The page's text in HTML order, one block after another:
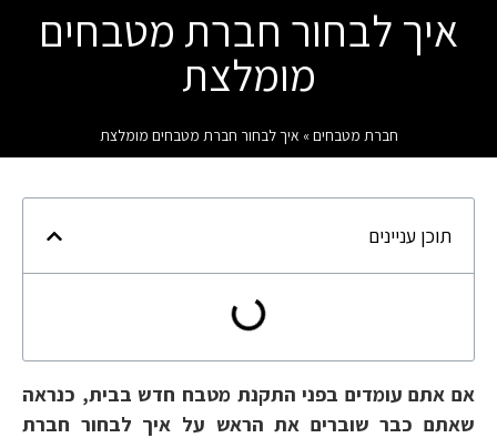
איך לבחור חברת מטבחים
מומלצת
חברת מטבחים» איך לבחור חברת מטבחים מומלצת
תוכן עניינים
אם אתם עומדים בפני התקנת מטבח חדש בבית, כנראה
שאתם כבר שוברים את הראש על איך לבחור חברת